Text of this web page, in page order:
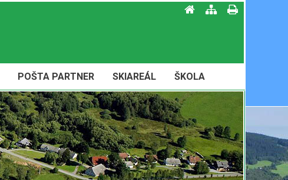
POŠTA PARTNER SKIAREÁL ŠKOLA